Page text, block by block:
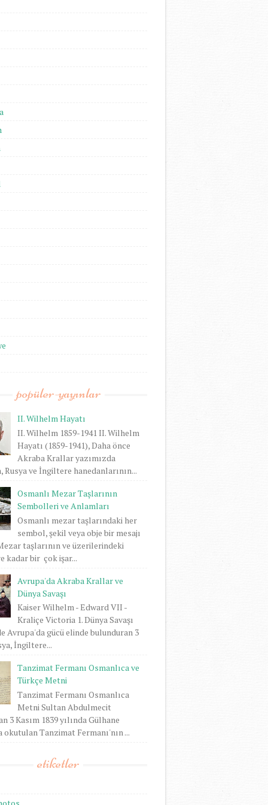
popüler-yayınlar
II. Wilhelm Hayatı
II. Wilhelm 1859-1941 II. Wilhelm
Hayatı (1859-1941), Daha önce
Akraba Krallar yazımızda
Rusya ve İngiltere hanedanlarının...
Osmanlı Mezar Taşlarının
Sembolleri ve Anlamları
Osmanlı mezar taşlarındaki her
sembol, şekil veya obje bir mesajı
taşlarının ve üzerilerindeki
kadar bir çok işar...
Avrupa'da Akraba Krallar ve
Dünya Savaşı
Kaiser Wilhelm - Edward VII -
Kraliçe Victoria 1. Dünya Savaşı
Avrupa'da gücü elinde bulunduran 3
İngiltere...
Tanzimat Fermanı Osmanlıca ve
Türkçe Metni
Tanzimat Fermanı Osmanlıca
Metni Sultan Abdulmecit
3 Kasım 1839 yılında Gülhane
okutulan Tanzimat Fermanı'nın ...
etiketler